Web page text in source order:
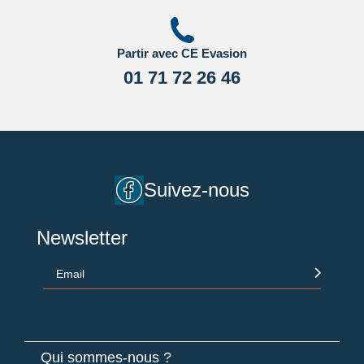
Partir avec CE Evasion
01 71 72 26 46
Suivez-nous
Newsletter
Email
Qui sommes-nous ?